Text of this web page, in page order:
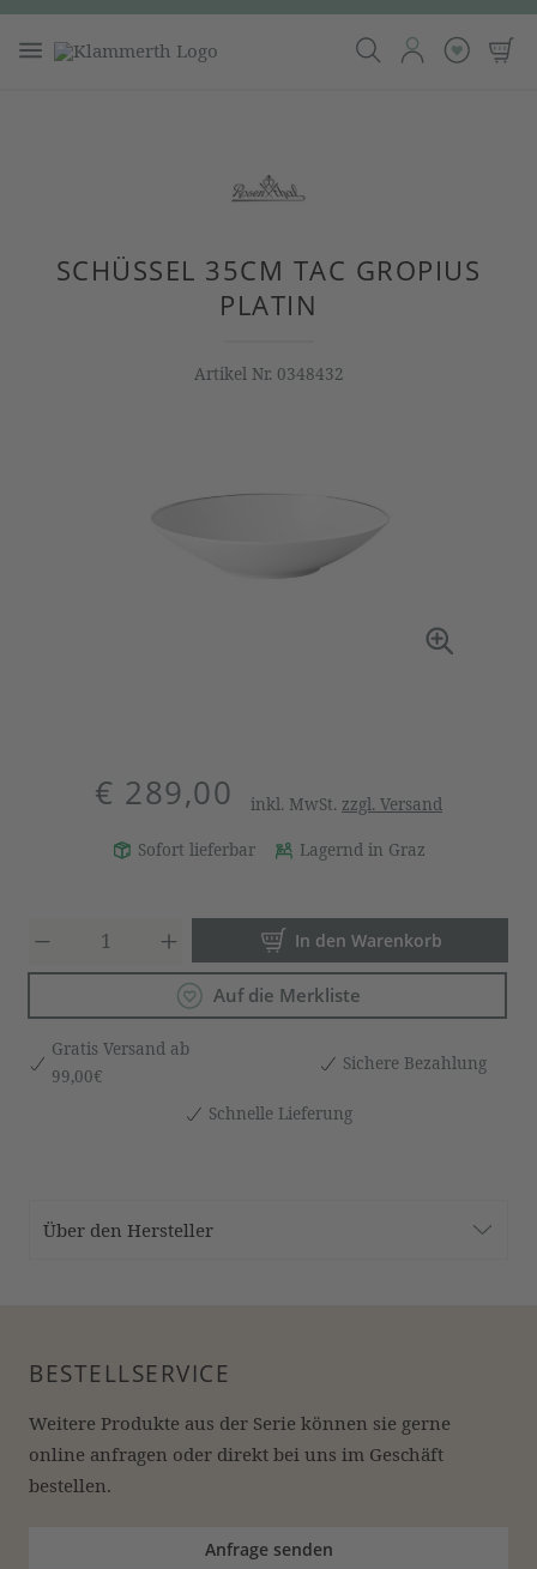
SCHÜSSEL 35CM TAC GROPIUS
PLATIN
Artikel Nr. 0348432
€ 289,00 inkl. MwSt. zzgl. Versand
Sofort lieferbar Lagernd in Graz
Produkt Anzahl: Gib den
In den Warenkorb
Auf die Merkliste
Gratis Versand ab
99,00€
Sichere Bezahlung
Schnelle Lieferung
Über den Hersteller
BESTELLSERVICE
Weitere Produkte aus der Serie können sie gerne
online anfragen oder direkt bei uns im Geschäft
bestellen.
Anfrage senden